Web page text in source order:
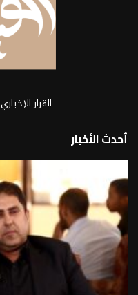
القرار الإخباري
أحدث الأخبار